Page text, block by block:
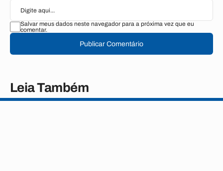
Salvar meus dados neste navegador para a próxima vez que eu
comentar.
Publicar Comentário
Leia Também